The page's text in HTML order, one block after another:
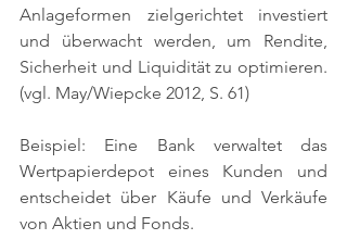
Anlageformen zielgerichtet investiert
und überwacht werden, um Rendite,
(vgl. May/Wiepcke 2012, S. 61)
Beispiel: Eine Bank verwaltet das
Wertpapierdepot eines Kunden und
entscheidet über Käufe und Verkäufe
von Aktien und Fonds.